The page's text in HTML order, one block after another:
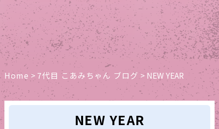
Home > 7代目 こあみちゃん ブログ >NEW YEAR
NEW YEAR